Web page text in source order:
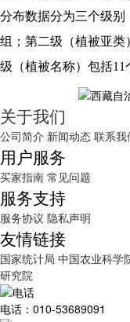
分布数据分为三个级别
组；第二级（植被亚类
级（植被名称）包括11
关于我们
公司简介 新闻动态 联系我
用户服务
买家指南 常见问题
服务支持
服务协议 隐私声明
友情链接
国家统计局 中国农业科学
研究院
电话：010-53689091